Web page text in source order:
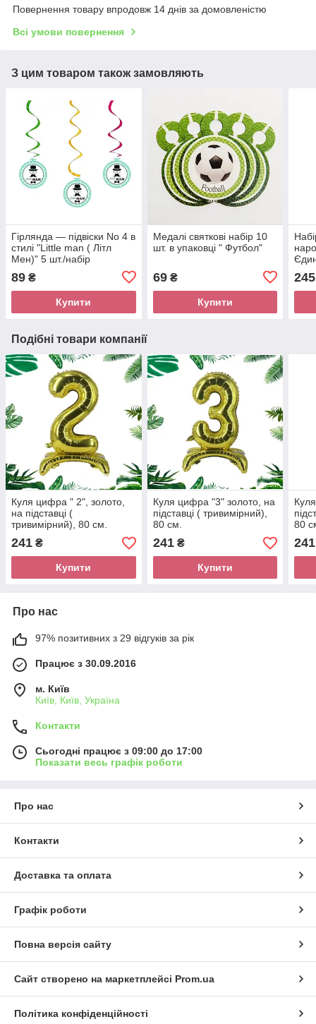
Повернення товару впродовж 14 днів за домовленістю
Всі умови повернення
З цим товаром також замовляють
Гірлянда — підвіски No 4 в
стилі "Little man ( Літл
Мен)" 5 шт./набір
89 ₴
Купити
Медалі святкові набір 10
шт. в упаковці " Футбол"
69₴
Купити
245
Подібні товари компанії
Куля цифра " 2", золото,
на підставці (
тривимірний), 80 см.
241 ₴
Купити
Куля цифра "3" золото, на
підставці ( тривимірний),
80 см.
241₴
Купити
80
241
Про нас
97% позитивних з 29 відгуків за рік
Працює з 30.09.2016
м. Київ
Київ, Київ, Україна
Контакти
Сьогодні працює з 09:00 до 17:00
Показати весь графік роботи
Про нас
Контакти
Доставка та оплата
Графік роботи
Повна версія сайту
Сайт створено на маркетплейсі Prom.ua
Політика конфіденційності